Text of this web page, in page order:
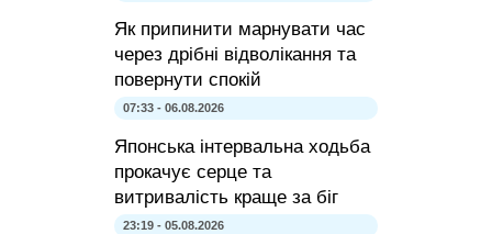
Як припинити марнувати час
через дрібні відволікання та
повернути спокій
07:33 - 06.08.2026
Японська інтервальна ходьба
прокачує серце та
витривалість краще за біг
23:19 - 05.08.2026